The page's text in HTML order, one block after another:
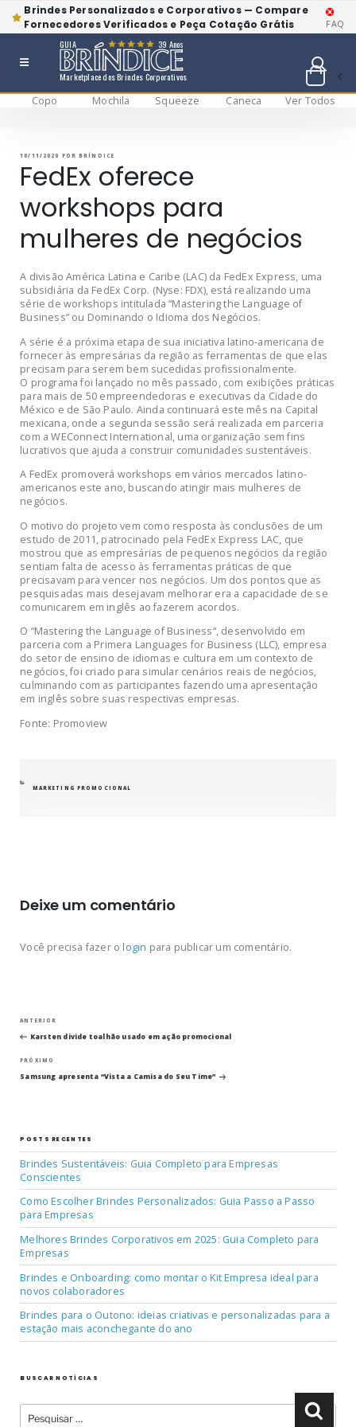
Brindes Personalizados e Corporativos — Compare
Fornecedores Verificados e Peça Cotação Grátis
FAQ
Marketplace dos Brindes Corporativos
GUIA 39 Anos
Copo Mochila Squeeze Caneca
Ver Todos
conteúdo
PUBLICADO
10/11/2020 PORBRÍNDICE
FedEx oferece
workshops para
mulheres de negócios
A divisão América Latina e Caribe (LAC) da FedEx Express, uma
subsidiária da FedEx Corp. (Nyse: FDX), está realizando uma
série de workshops intitulada “Mastering the Language of
Business” ou Dominando o Idioma dos Negócios.
A série é a próxima etapa de sua iniciativa latino-americana de
fornecer às empresárias da região as ferramentas de que elas
precisam para serem bem sucedidas profissionalmente.
O programa foi lançado no mês passado, com exibições práticas
para mais de 50 empreendedoras e executivas da Cidade do
México e de São Paulo. Ainda continuará este mês na Capital
mexicana, onde a segunda sessão será realizada em parceria
com a WEConnect International, uma organização sem fins
lucrativos que ajuda a construir comunidades sustentáveis.
A FedEx promoverá workshops em vários mercados latino-
americanos este ano, buscando atingir mais mulheres de
negócios.
O motivo do projeto vem como resposta às conclusões de um
estudo de 2011, patrocinado pela FedEx Express LAC, que
mostrou que as empresárias de pequenos negócios da região
sentiam falta de acesso às ferramentas práticas de que
precisavam para vencer nos negócios. Um dos pontos que as
pesquisadas mais desejavam melhorar era a capacidade de se
comunicarem em inglês ao fazerem acordos.
O “Mastering the Language of Business“, desenvolvido em
parceria com a Primera Languages for Business (LLC), empresa
do setor de ensino de idiomas e cultura em um contexto de
negócios, foi criado para simular cenários reais de negócios,
culminando com as participantes fazendo uma apresentação
em inglês sobre suas respectivas empresas.
Fonte: Promoview
CATEGORIAS
MARKETING PROMOCIONAL
Deixe um comentário
Você precisa fazer ologin para publicar um comentário.
Navegação
de
Post
Post
anterior
ANTERIOR
Karsten divide toalhão usado em ação promocional
Próximo
post
PRÓXIMO
Samsung apresenta “Vista a Camisa do Seu Time”
POSTS RECENTES
Brindes Sustentáveis: Guia Completo para Empresas
Conscientes
Como Escolher Brindes Personalizados: Guia Passo a Passo
para Empresas
Melhores Brindes Corporativos em 2025: Guia Completo para
Empresas
Brindes e Onboarding: como montar o Kit Empresa ideal para
novos colaboradores
Brindes para o Outono: ideias criativas e personalizadas para a
estação mais aconchegante do ano
BUSCAR NOTÍCIAS